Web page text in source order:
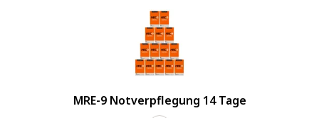
MRE-9 Notverpflegung 14 Tage